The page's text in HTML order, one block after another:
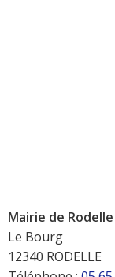
Mairie de Rodelle
Le Bourg
12340 RODELLE